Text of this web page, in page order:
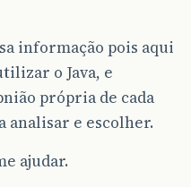
informação pois aqui
o Java, e
própria de cada
analisar e escolher.
ajudar.